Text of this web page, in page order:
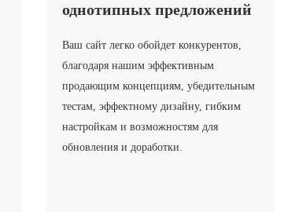
однотипных предложений
Ваш сайт легко обойдет конкурентов,
благодаря нашим эффективным
продающим концепциям, убедительным
тестам, эффектному дизайну, гибким
настройкам и возможностям для
обновления и доработки.